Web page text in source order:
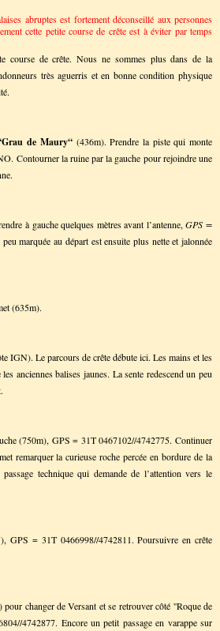
abruptes est fortement déconseillé aux personnes
cette petite course de crête est à éviter par temps
course de crête. Nous ne sommes plus dans de la
très aguerris et en bonne condition physique
de Maury“(436m). Prendre la piste qui monte
Contourner la ruine par la gauche pour rejoindre une
à gauche quelques mètres avant l’antenne,GPS =
peu marquée au départ est ensuite plus nette et jalonnée
(635m).
IGN). Le parcours de crête débute ici. Les mains et les
anciennes balises jaunes. La sente redescend un peu
(750m), GPS = 31T 0467102//4742775. Continuer
remarquer la curieuse roche percée en bordure de la
technique qui demande de l’attention vers le
GPS = 31T 0466998//4742811. Poursuivre en crête
pour changer de Versant et se retrouver côté ''Roque de
4742877. Encore un petit passage en varappe sur